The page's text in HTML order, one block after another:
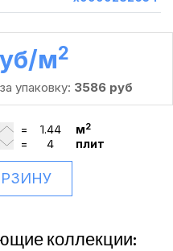
/м2
упаковку: 3586 руб
= м2
= плит
коллекции: